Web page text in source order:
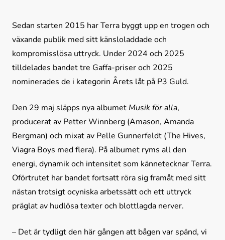
Sedan starten 2015 har Terra byggt upp en trogen och
växande publik med sitt känsloladdade och
kompromisslösa uttryck. Under 2024 och 2025
tilldelades bandet tre Gaffa-priser och 2025
nominerades de i kategorin Årets låt på P3 Guld.
Den 29 maj släpps nya albumet Musik för alla,
producerat av Petter Winnberg (Amason, Amanda
Bergman) och mixat av Pelle Gunnerfeldt (The Hives,
Viagra Boys med flera). På albumet ryms all den
energi, dynamik och intensitet som kännetecknar Terra.
Oförtrutet har bandet fortsatt röra sig framåt med sitt
nästan trotsigt ocyniska arbetssätt och ett uttryck
präglat av hudlösa texter och blottlagda nerver.
– Det är tydligt den här gången att bågen var spänd, vi